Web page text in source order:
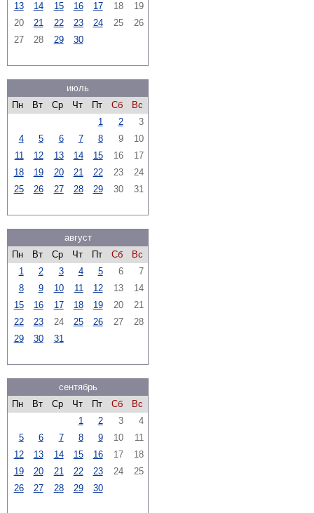
13
14 15 16 17 18
19
20
21 22 23 24 25
26
27
28 29 30
июль
Пн
Вт Ср Чт Пт Сб
Вс
1
2
3
4
5 6 7 8 9
10
11
12 13 14 15 16
17
18
19 20 21 22 23
24
25
26 27 28 29 30 31
август
Пн
Вт Ср Чт Пт Сб
Вс
1
2 3 4 5 6
7
8
9 10 11 12 13
14
15
16 17 18 19 20
21
22
23 24 25 26 27
28
29
30 31
сентябрь
Пн
Вт Ср Чт Пт Сб
Вс
1
2 3
4
5
6 7 8 9 10
11
12
13 14 15 16 17
18
19
20 21 22 23 24
25
26
27 28 29 30